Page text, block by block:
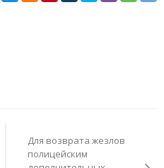
Для возврата жезлов
полицейским